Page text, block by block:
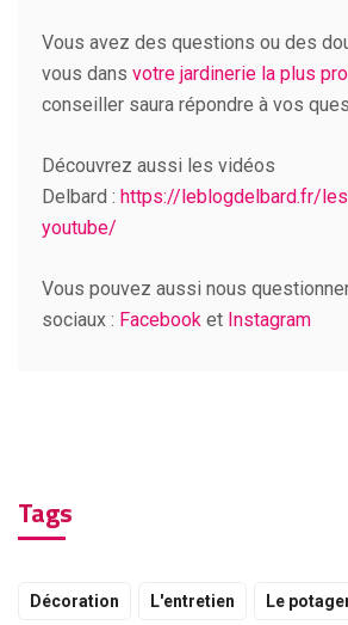
Vous avez des questions ou des
vous dans votre jardinerie la plus
conseiller saura répondre à vos
Découvrez aussi les vidéos
Delbard : https://leblogdelbard.fr/
youtube/
Vous pouvez aussi nous
sociaux : Facebook et Instagram
Tags
Décoration L'entretien Le